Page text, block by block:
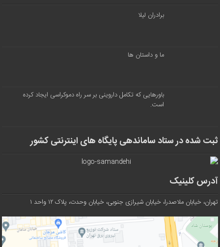
برادران لیلا
ما و داستان ها
باورهایی که تکامل داروینی بر سر راه دموکراسی ایجاد کرده
است.
ثبت شده در ستاد ساماندهی پایگاه های اینترنتی کشور
آدرس کلینیک
تهران، خیابان ملاصدرا، خیابان شیرازی جنوبی، خیابان وحدت، پلاک ۱۲ واحد ۱